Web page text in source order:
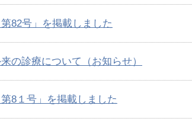
82号」を掲載しました
の診療について（お知らせ）
8１号」を掲載しました